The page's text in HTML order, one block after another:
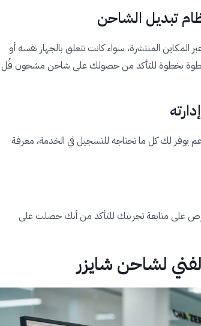
المنتشرة، سواء كانت تتعلق بالجهاز نفسه أو
خطوة بخطوة للتأكد من حصولك على شاحن مشحون فُل
يوفر لك كل ما تحتاجه للتسجيل في الخدمة، معرفة
على متابعة تجربتك للتأكد من أنك حصلت على
لشاحن شايزر